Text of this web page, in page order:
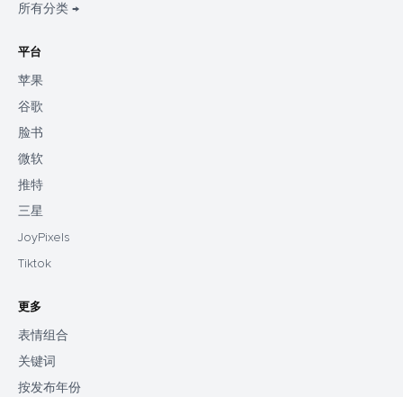
所有分类 →
平台
苹果
谷歌
脸书
微软
推特
三星
JoyPixels
Tiktok
更多
表情组合
关键词
按发布年份